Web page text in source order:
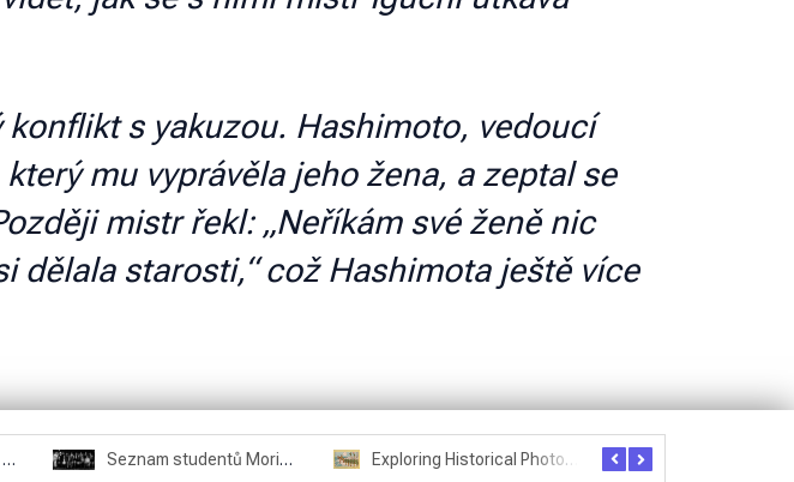
s yakuzou. Hashimoto, vedoucí
mu vyprávěla jeho žena, a zeptal se
mistr řekl: „Neříkám své ženě nic
dělala starosti,“ což Hashimota ještě více
Rozhovor – Joël Roche – 12.4.2025 – Praha, Karlín Seznam studentů Moriheie Ueshiby Exploring Historical Photos – Postcard from the Kwantung Army